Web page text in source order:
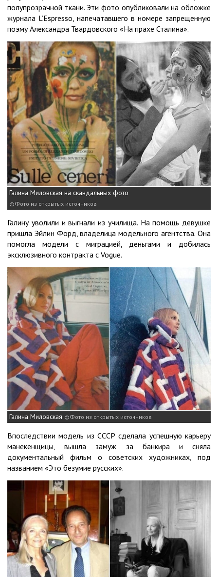
полупрозрачной ткани. Эти фото опубликовали на обложке
журнала L’Espresso, напечатавшего в номере запрещенную
поэму Александра Твардовского «На прахе Сталина».
Галина Миловская на скандальных фото
Фото из открытых источников
Галину уволили и выгнали из училища. На помощь девушке
пришла Эйлин Форд, владелица модельного агентства. Она
помогла модели с миграцией, деньгами и добилась
эксклюзивного контракта с Vogue.
Галина Миловская Фото из открытых источников
Впоследствии модель из СССР сделала успешную карьеру
манекенщицы, вышла замуж за банкира и сняла
документальный фильм о советских художниках, под
названием «Это безумие русских».